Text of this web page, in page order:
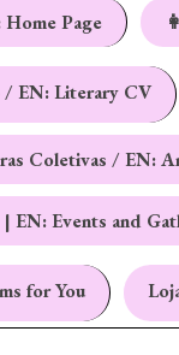
Page
EN: Literary CV
Coletivas / EN:
EN: Events and
for You